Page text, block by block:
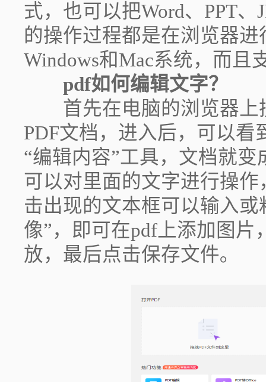
式，也可以把Word、PPT、
的操作过程都是在浏览器进
Windows和Mac系统，而且
pdf如何编辑文字？
首先在电脑的浏览器上
PDF文档，进入后，可以
“编辑内容”工具，文档就
可以对里面的文字进行操
击出现的文本框可以输入
像”，即可在pdf上添加图
放，最后点击保存文件｡